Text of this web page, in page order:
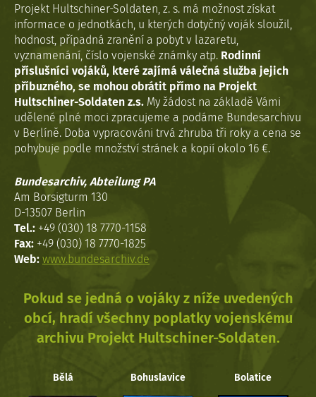
Projekt Hultschiner-Soldaten, z. s. má možnost získat
informace o jednotkách, u kterých dotyčný voják sloužil,
hodnost, případná zranění a pobyt v lazaretu,
vyznamenání, číslo vojenské známky atp. Rodinní
příslušníci vojáků, které zajímá válečná služba jejich
příbuzného, se mohou obrátit přímo na Projekt
Hultschiner-Soldaten z.s. My žádost na základě Vámi
udělené plné moci zpracujeme a podáme Bundesarchivu
v Berlíně. Doba vypracováni trvá zhruba tři roky a cena se
pohybuje podle množství stránek a kopií okolo 16 €.
Bundesarchiv, Abteilung PA
Am Borsigturm 130
D-13507 Berlin
Tel.: +49 (030) 18 7770-1158
Fax: +49 (030) 18 7770-1825
Web: www.bundesarchiv.de
Pokud se jedná o vojáky z níže uvedených
obcí, hradí všechny poplatky vojenskému
archivu Projekt Hultschiner-Soldaten.
Bělá Bohuslavice Bolatice